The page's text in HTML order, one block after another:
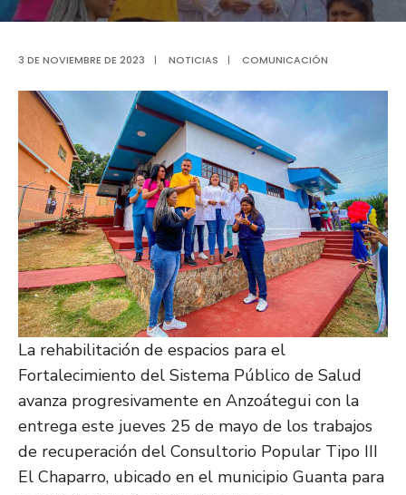
3 DE NOVIEMBRE DE 2023 | NOTICIAS | COMUNICACIÓN
La rehabilitación de espacios para el
Fortalecimiento del Sistema Público de Salud
avanza progresivamente en Anzoátegui con la
entrega este jueves 25 de mayo de los trabajos
de recuperación del Consultorio Popular Tipo III
El Chaparro, ubicado en el municipio Guanta para